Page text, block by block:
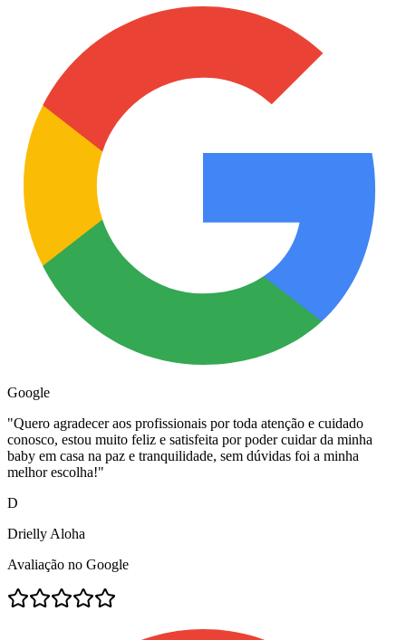
Google
"Quero agradecer aos profissionais por toda atenção e cuidado
conosco, estou muito feliz e satisfeita por poder cuidar da minha
baby em casa na paz e tranquilidade, sem dúvidas foi a minha
melhor escolha!"
D
Drielly Aloha
Avaliação no Google